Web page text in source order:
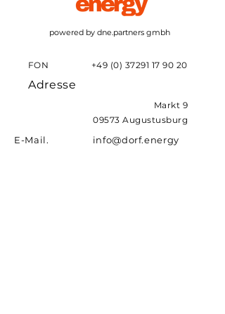
powered by dne.partners gmbh
FON +49 (0) 37291 17 90 20
Adresse
Markt 9
09573 Augustusburg
E-Mail. info@dorf.energy